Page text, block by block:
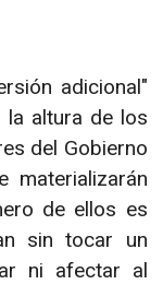
adicional"
la altura de los
del Gobierno
materializarán
de ellos es
sin tocar un
ni afectar al